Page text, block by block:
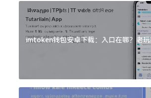
imtoken钱包安卓下载：入口在哪？老